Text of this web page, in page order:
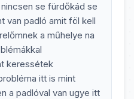
se fürdőkád se
van padló amit föl kell
a műhelye na
keressétek
itt is mint
a padlóval van ugye itt